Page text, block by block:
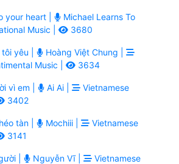
your heart |
Michael Learns To
Music | 3680
yêu |
Hoàng Việt Chung |
Music |
3634
vì em | Ai Ai |
Vietnamese
3402
tàn | Mochiii |
Vietnamese
3141
| Nguyễn Vĩ |
Vietnamese